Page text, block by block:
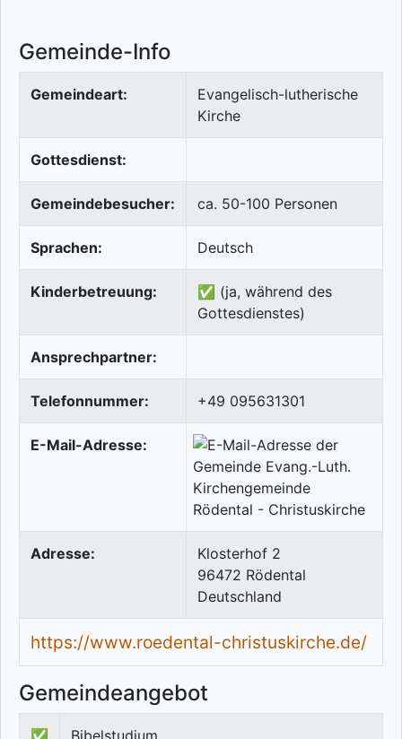
Gemeinde-Info
Gemeindeart:
Evangelisch-lutherische
Kirche
Gottesdienst:
Gemeindebesucher: ca. 50-100 Personen
Sprachen: Deutsch
Kinderbetreuung:
✅ (ja, während des
Gottesdienstes)
Ansprechpartner:
Telefonnummer: +49 095631301
E-Mail-Adresse:
Adresse:
Klosterhof 2
96472 Rödental
Deutschland
https://www.roedental-christuskirche.de/
Gemeindeangebot